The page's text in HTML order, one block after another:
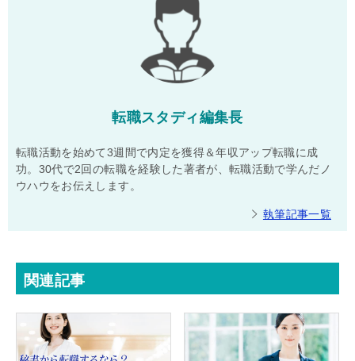
転職スタディ編集長
転職活動を始めて3週間で内定を獲得＆年収アップ転職に成
功。30代で2回の転職を経験した著者が、転職活動で学んだノ
ウハウをお伝えします。
執筆記事一覧
関連記事